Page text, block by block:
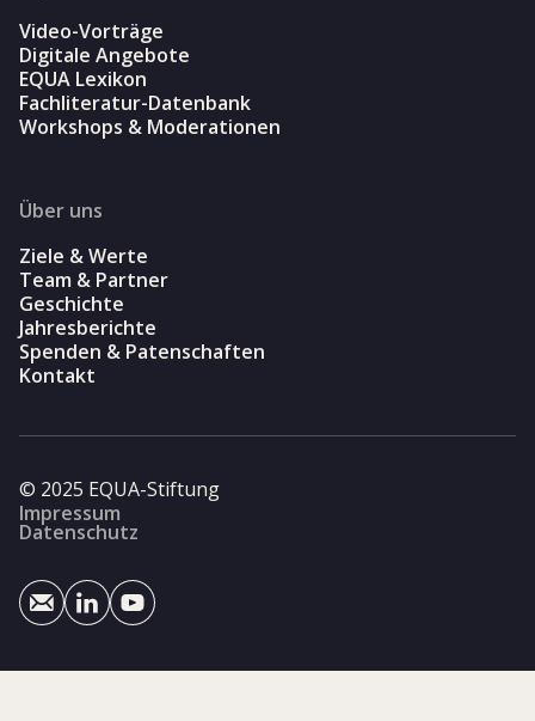
Video-Vorträge
Digitale Angebote
EQUA Lexikon
Fachliteratur-Datenbank
Workshops & Moderationen
Über uns
Ziele & Werte
Team & Partner
Geschichte
Jahresberichte
Spenden & Patenschaften
Kontakt
© 2025 EQUA-Stiftung
Impressum
Datenschutz